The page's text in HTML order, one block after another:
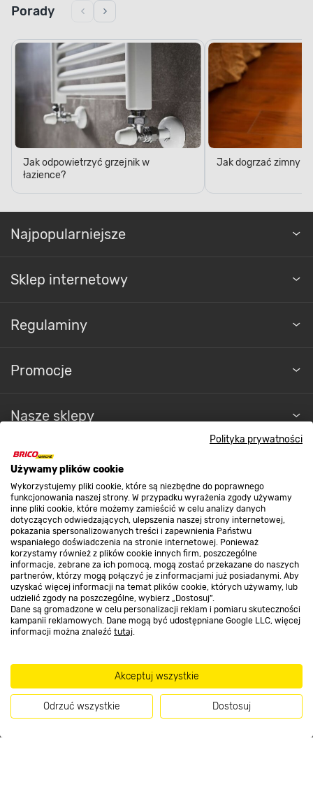
Polityka prywatności
Używamy plików cookie
Wykorzystujemy pliki cookie, które są niezbędne do poprawnego
funkcjonowania naszej strony. W przypadku wyrażenia zgody używamy
inne pliki cookie, które możemy zamieścić w celu analizy danych
dotyczących odwiedzających, ulepszenia naszej strony internetowej,
pokazania spersonalizowanych treści i zapewnienia Państwu
wspaniałego doświadczenia na stronie internetowej. Ponieważ
korzystamy również z plików cookie innych firm, poszczególne
informacje, zebrane za ich pomocą, mogą zostać przekazane do naszych
partnerów, którzy mogą połączyć je z informacjami już posiadanymi. Aby
uzyskać więcej informacji na temat plików cookie, których używamy, lub
udzielić zgody na poszczególne, wybierz „Dostosuj”.
Dane są gromadzone w celu personalizacji reklam i pomiaru skuteczności
kampanii reklamowych. Dane mogą być udostępniane Google LLC, więcej
informacji można znaleźć tutaj.
Akceptuj wszystkie
Odrzuć wszystkie Dostosuj
Porady
Jak odpowietrzyć grzejnik w
łazience?
Jak dogrzać zimny
Najpopularniejsze
Sklep internetowy
Regulaminy
Promocje
Nasze sklepy
O nas
Kontakt do sklepu
Strefa biznesu
Dołącz do nas